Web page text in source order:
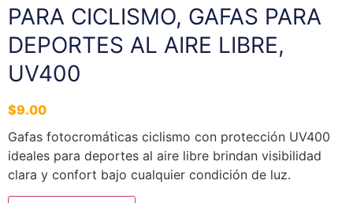
PARA CICLISMO, GAFAS PARA
DEPORTES AL AIRE LIBRE,
UV400
$9.00
Gafas fotocromáticas ciclismo con protección UV400
ideales para deportes al aire libre brindan visibilidad
clara y confort bajo cualquier condición de luz.